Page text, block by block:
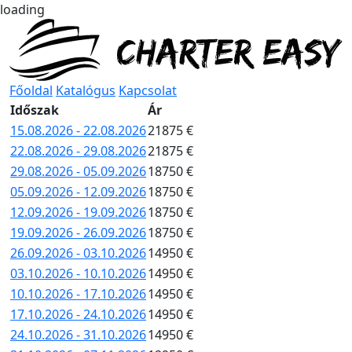
loading
Főoldal Katalógus Kapcsolat
Időszak
Ár
15.08.2026 - 22.08.202621875 €
22.08.2026 - 29.08.202621875 €
29.08.2026 - 05.09.202618750 €
05.09.2026 - 12.09.202618750 €
12.09.2026 - 19.09.202618750 €
19.09.2026 - 26.09.202618750 €
26.09.2026 - 03.10.202614950 €
03.10.2026 - 10.10.202614950 €
10.10.2026 - 17.10.202614950 €
17.10.2026 - 24.10.202614950 €
24.10.2026 - 31.10.202614950 €